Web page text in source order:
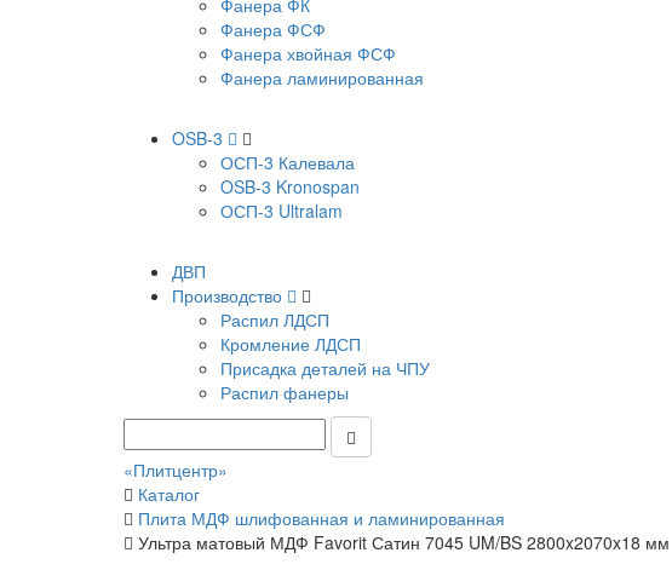
Фанера ФК
Фанера ФСФ
Фанера хвойная ФСФ
Фанера ламинированная
OSB-3
ОСП-3 Калевала
OSB-3 Kronospan
ОСП-3 Ultralam
ДВП
Производство
Распил ЛДСП
Кромление ЛДСП
Присадка деталей на ЧПУ
Распил фанеры
«Плитцентр»
Каталог
Плита МДФ шлифованная и ламинированная
Ультра матовый МДФ Favorit Сатин 7045 UM/BS 2800x2070x18 мм